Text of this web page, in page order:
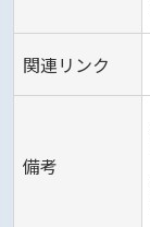
関連リンク
備考